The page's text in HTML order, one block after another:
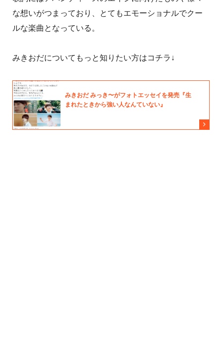
な想いがつまっており、とてもエモーショナルでクー
ルな楽曲となっている。
みきおだについてもっと知りたい方はコチラ↓